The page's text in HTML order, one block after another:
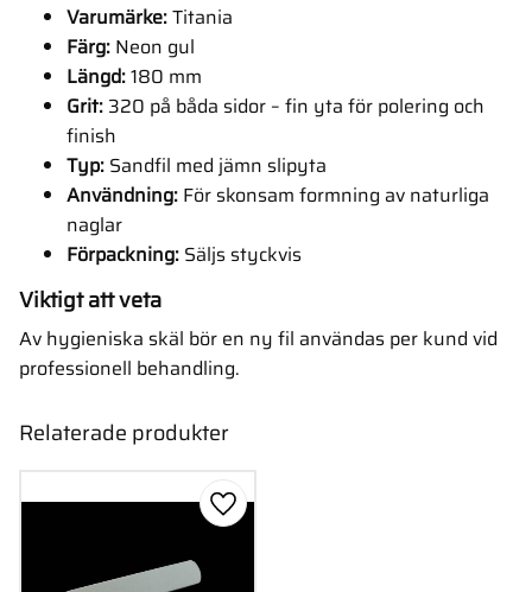
Varumärke:Titania
Färg: Neon gul
Längd:180 mm
Grit: 320 på båda sidor – fin yta för polering och
finish
Typ: Sandfil med jämn slipyta
Användning: För skonsam formning av naturliga
naglar
Förpackning: Säljs styckvis
Viktigt att veta
Av hygieniska skäl bör en ny fil användas per kund vid
professionell behandling.
Relaterade produkter
Lägg till i favoriter